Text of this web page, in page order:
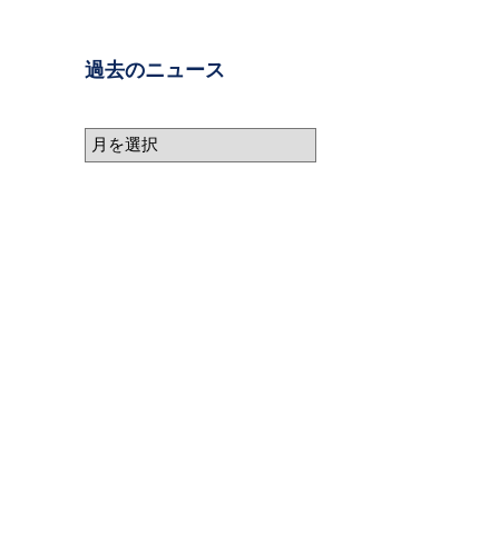
過去のニュース